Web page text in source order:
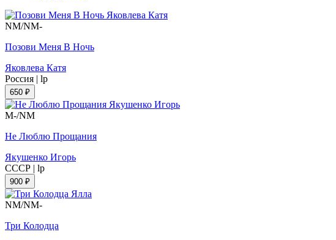
NM/NM-
Позови Меня В Ночь
Яковлева Катя
Россия | lp
650 ₽
M-/NM
Не Люблю Прощания
Якушенко Игорь
СССР | lp
900 ₽
NM/NM-
Три Колодца